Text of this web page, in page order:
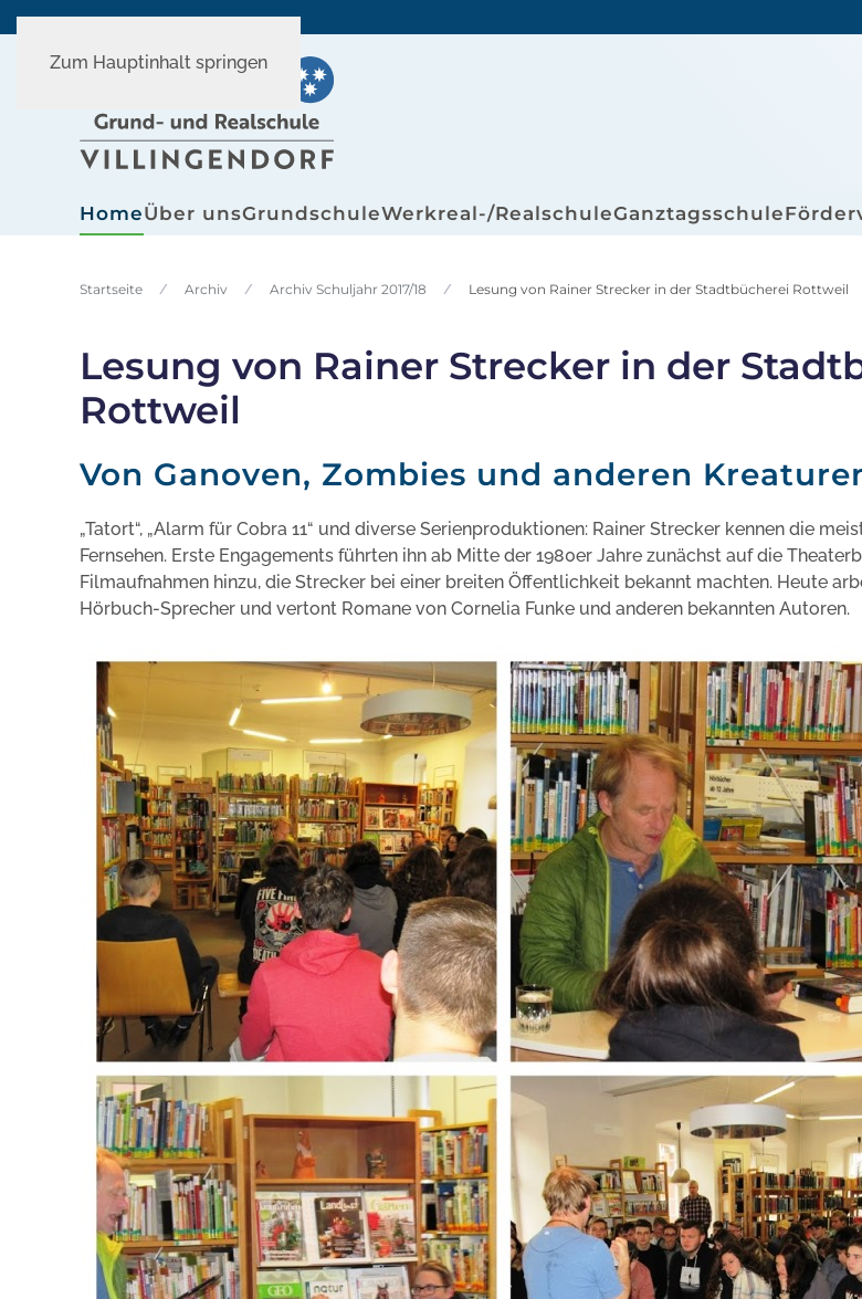
Zum Hauptinhalt springen
HomeÜber unsGrundschuleWerkreal-/RealschuleGanztagsschule
Startseite Archiv Archiv Schuljahr 2017/18 Lesung von Rainer Strecker in der Stadtbücherei Rottweil
Lesung von Rainer Strecker in der
Rottweil
Von Ganoven, Zombies und anderen
„Tatort“, „Alarm für Cobra 11“ und diverse Serienproduktionen: Rainer Strecker kennen die
Fernsehen. Erste Engagements führten ihn ab Mitte der 1980er Jahre zunächst auf die
Filmaufnahmen hinzu, die Strecker bei einer breiten Öffentlichkeit bekannt machten. Heute
Hörbuch-Sprecher und vertont Romane von Cornelia Funke und anderen bekannten Autoren.